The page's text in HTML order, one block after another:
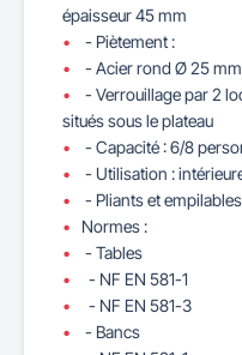
épaisseur 45 mm
- Piètement :
- Acier rond Ø 25
- Verrouillage par 2
situés sous le plateau
- Capacité : 6/8
- Utilisation :
- Pliants et empilables
Normes :
- Tables
- NF EN 581-1
- NF EN 581-3
- Bancs